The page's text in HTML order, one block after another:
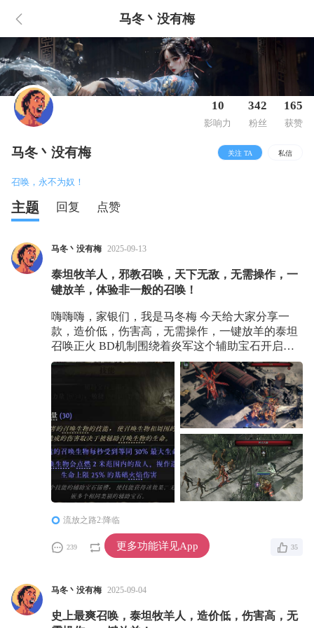
马冬丶没有梅
10
影响力
342
粉丝
165
获赞
马冬丶没有梅 关注 TA 私信
召唤，永不为奴！
主题 回复 点赞
马冬丶没有梅 2025-09-13
泰坦牧羊人，邪教召唤，天下无敌，无需操作，一
键放羊，体验非一般的召唤！
嗨嗨嗨，家银们，我是马冬梅 今天给大家分享一
款，造价低，伤害高，无需操作，一键放羊的泰坦
召唤正火 BD机制围绕着炎军这个辅助宝石开启，
通过堆叠高额的召唤物生命来获得高额基础点燃伤
害 然后通过堆叠召唤物最大抗性，达到召唤物90火
炕，让收到的伤害降低至3%左右，再配合天赋的秒
回，达成召唤物不掉血，从而无需切换武器，吃药
等操作 目前我是294精魄，根据自身精魄数量来增
加或者减少骷髅召唤生物相关的种类数量
流放之路2:降临
239 0 35
马冬丶没有梅 2025-09-04
史上最爽召唤，泰坦牧羊人，造价低，伤害高，无
更多功能详见App